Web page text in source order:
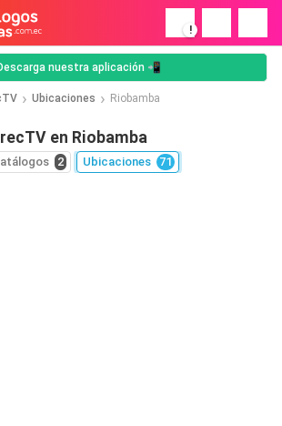
!
nuestra aplicación 📲
Ubicaciones Riobamba
en Riobamba
2 Ubicaciones 71